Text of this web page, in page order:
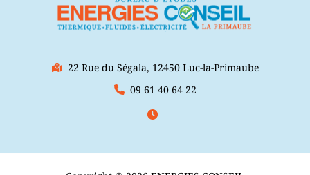
22 Rue du Ségala, 12450 Luc-la-Primaube
09 61 40 64 22